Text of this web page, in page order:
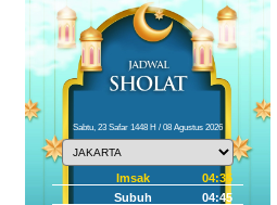
Sabtu, 23 Safar 1448 H / 08 Agustus 2026
Imsak
04:35
Subuh
04:45